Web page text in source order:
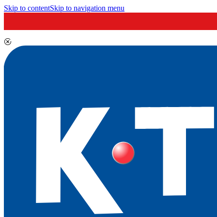
Skip to contentSkip to navigation menu